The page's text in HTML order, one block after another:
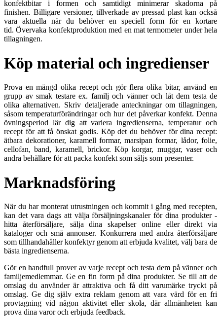
konfektbitar i formen och samtidigt minimerar skadorna på
finishen. Billigare versioner, tillverkade av pressad plast kan också
vara aktuella när du behöver en speciell form för en kortare
tid. Övervaka konfektproduktion med en mat termometer under hela
tillagningen.
Köp material och ingredienser
Prova en mängd olika recept och gör flera olika bitar, använd en
grupp av smak testare ex. familj och vänner och låt dem testa de
olika alternativen. Skriv detaljerade anteckningar om tillagningen,
såsom temperaturförändringar och hur det påverkar konfekt. Denna
övningsperiod lär dig att variera ingredienserna, temperatur och
recept för att få önskat godis. Köp det du behöver för dina recept:
ätbara dekorationer, karamell formar, marsipan formar, lådor, folie,
cellofan, band, karamell, brickor. Köp korgar, muggar, vaser och
andra behållare för att packa konfekt som säljs som presenter.
Marknadsföring
När du har monterat utrustningen och kommit i gång med recepten,
kan det vara dags att välja försäljningskanaler för dina produkter -
hitta återförsäljare, sälja dina skapelser online eller direkt via
kataloger och små annonser. Konkurrera med andra återförsäljare
som tillhandahåller konfektyr genom att erbjuda kvalitet, välj bara de
bästa ingredienserna.
Gör en handfull prover av varje recept och testa dem på vänner och
familjemedlemmar. Ge en fin form på dina produkter. Se till att de
omslag du använder är attraktiva och få ditt varumärke tryckt på
omslag. Ge dig själv extra reklam genom att vara värd för en fri
provtagning vid någon aktivitet eller skola, där allmänheten kan
prova dina varor och erbjuda feedback.